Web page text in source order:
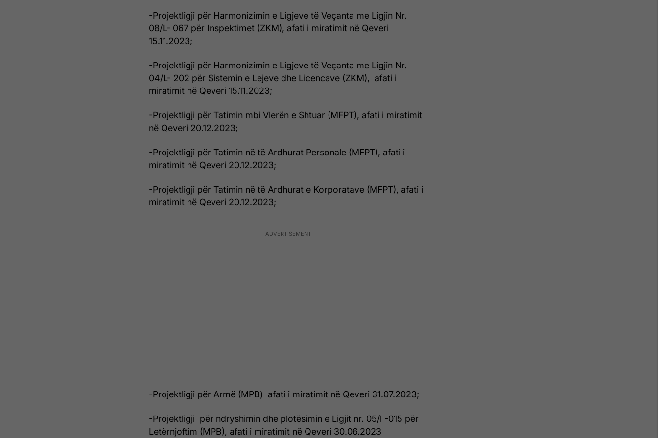
-Projektligji për Harmonizimin e Ligjeve të Veçanta me Ligjin Nr.
08/L- 067 për Inspektimet (ZKM), afati i miratimit në Qeveri
15.11.2023;
-Projektligji për Harmonizimin e Ligjeve të Veçanta me Ligjin Nr.
04/L- 202 për Sistemin e Lejeve dhe Licencave (ZKM), afati i
miratimit në Qeveri 15.11.2023;
-Projektligji për Tatimin mbi Vlerën e Shtuar (MFPT), afati i miratimit
në Qeveri 20.12.2023;
-Projektligji për Tatimin në të Ardhurat Personale (MFPT), afati i
miratimit në Qeveri 20.12.2023;
-Projektligji për Tatimin në të Ardhurat e Korporatave (MFPT), afati i
miratimit në Qeveri 20.12.2023;
-Projektligji për Armë (MPB) afati i miratimit në Qeveri 31.07.2023;
-Projektligji për ndryshimin dhe plotësimin e Ligjit nr. 05/l -015 për
Letërnjoftim (MPB), afati i miratimit në Qeveri 30.06.2023